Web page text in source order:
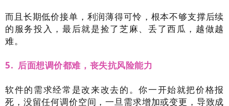
而且长期低价接单，利润薄得可怜，根本不够支撑后续
的服务投入，最后就是捡了芝麻、丢了西瓜，越做越
难。
5. 后面想调价都难，丧失抗风险能力
软件的需求经常是改来改去的。你一开始就把价格报
死，没留任何调价空间，一旦需求增加或变更，导致成